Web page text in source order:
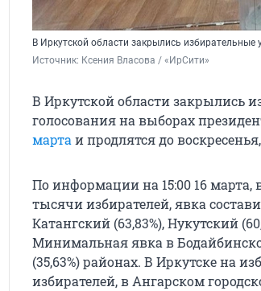
В Иркутской области закрылись избирательные
Источник: Ксения Власова / «ИрСити»
В Иркутской области закрылись
голосования на выборах
марта и продлятся до
По информации на 15:00 16 марта,
тысячи избирателей, явка
Катангский (63,83%), Нукутский
Минимальная явка в
(35,63%) районах. В Иркутске на
избирателей, в Ангарском